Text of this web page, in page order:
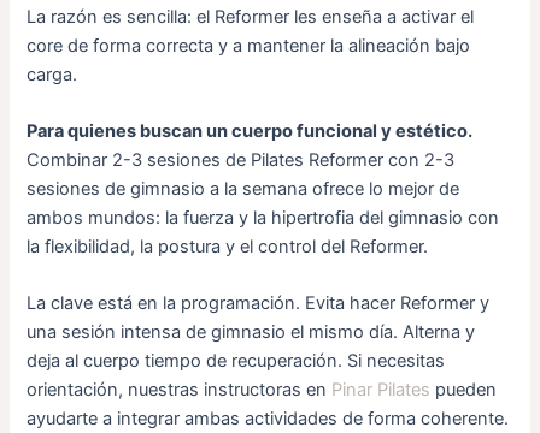
La razón es sencilla: el Reformer les enseña a activar el
core de forma correcta y a mantener la alineación bajo
carga.
Para quienes buscan un cuerpo funcional y estético.
Combinar 2-3 sesiones de Pilates Reformer con 2-3
sesiones de gimnasio a la semana ofrece lo mejor de
ambos mundos: la fuerza y la hipertrofia del gimnasio con
la flexibilidad, la postura y el control del Reformer.
La clave está en la programación. Evita hacer Reformer y
una sesión intensa de gimnasio el mismo día. Alterna y
deja al cuerpo tiempo de recuperación. Si necesitas
orientación, nuestras instructoras en Pinar Pilates pueden
ayudarte a integrar ambas actividades de forma coherente.